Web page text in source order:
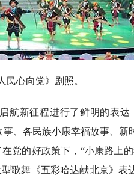
民心向党》剧照。
新征程进行了鲜明的表达
、各民族小康幸福故事、新
党的好政策下，“小康路上
歌舞《五彩哈达献北京》表